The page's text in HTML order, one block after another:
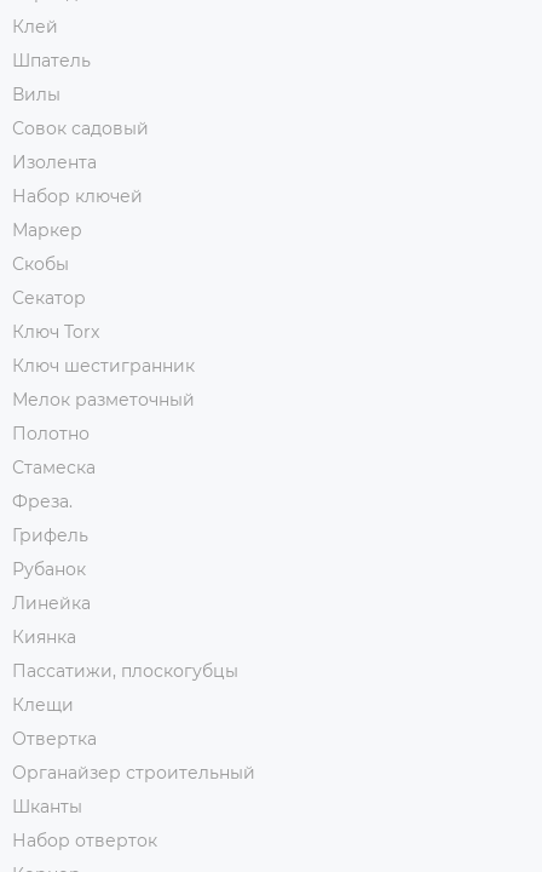
Клей
Шпатель
Вилы
Совок садовый
Изолента
Набор ключей
Маркер
Скобы
Секатор
Ключ Torx
Ключ шестигранник
Мелок разметочный
Полотно
Стамеска
Фреза.
Грифель
Рубанок
Линейка
Киянка
Пассатижи, плоскогубцы
Клещи
Отвертка
Органайзер строительный
Шканты
Набор отверток